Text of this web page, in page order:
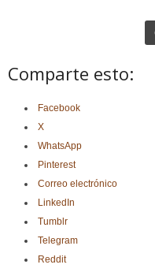
Comparte esto:
Facebook
X
WhatsApp
Pinterest
Correo electrónico
LinkedIn
Tumblr
Telegram
Reddit